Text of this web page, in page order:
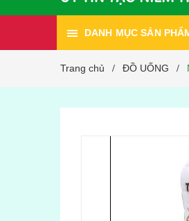
DANH MỤC SẢN
Trang chủ / ĐỒ UỐNG /